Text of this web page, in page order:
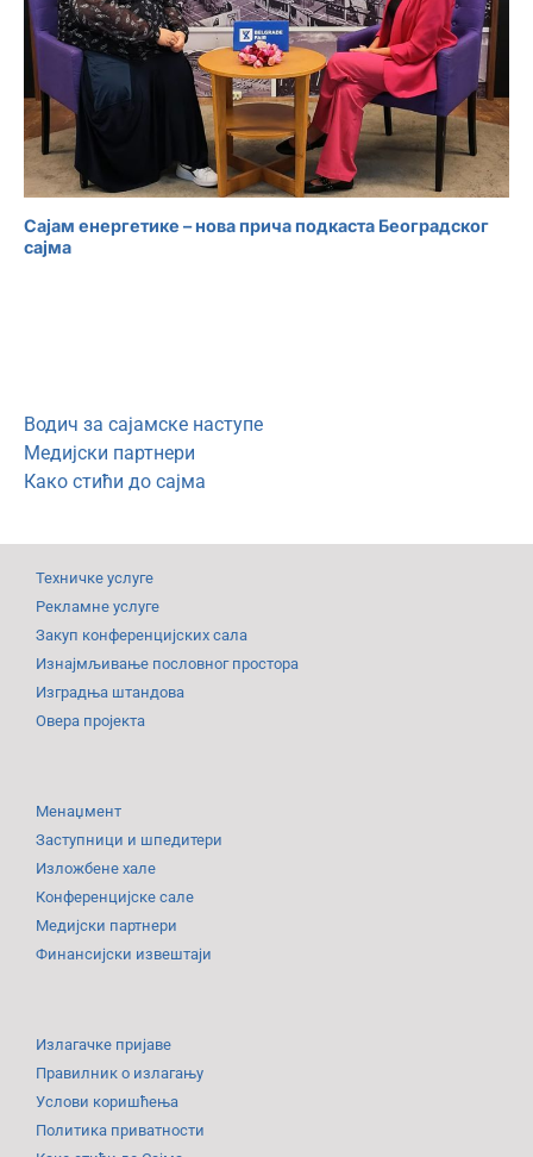
Сајам енергетике – нова прича подкаста Београдског
сајма
Водич за сајамске наступе
Медијски партнери
Како стићи до сајма
Техничке услуге
Рекламне услуге
Закуп конференцијских сала
Изнајмљивање пословног простора
Изградња штандова
Овера пројекта
Менаџмент
Заступници и шпедитери
Изложбене хале
Конференцијске сале
Медијски партнери
Финансијски извештаји
Излагачке пријаве
Правилник о излагању
Услови коришћења
Политика приватности